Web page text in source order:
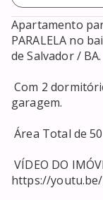
Apartamento
PARALELA no
de Salvador / BA.
Com 2 dormitórios, possui 1 banheiro, 1 vaga de
garagem.
Área Total de 50 m².
VÍDEO DO IMÓVEL ACIMA OU CLICA
https://youtu.be/